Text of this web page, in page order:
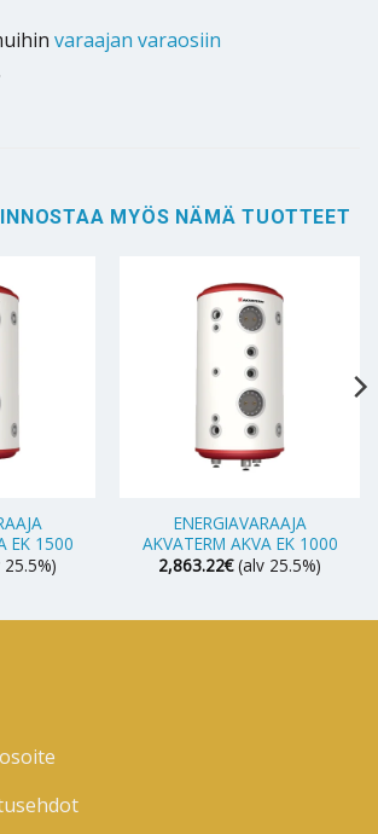
varaajan varaosiin
MYÖS NÄMÄ TUOTTEET
EK 1500
ENERGIAVARAAJA
AKVATERM AKVA EK 1000
2,863.22€ (alv 25.5%)